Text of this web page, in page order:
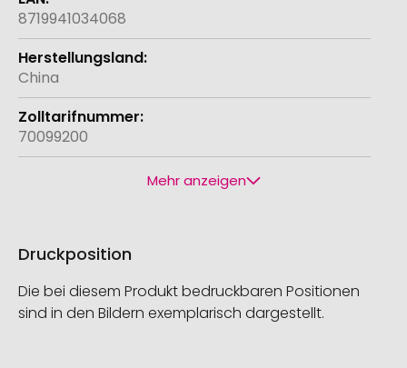
8719941034068
China
70099200
Mehr anzeigen
Druckposition
Die bei diesem Produkt bedruckbaren Positionen
sind in den Bildern exemplarisch dargestellt.